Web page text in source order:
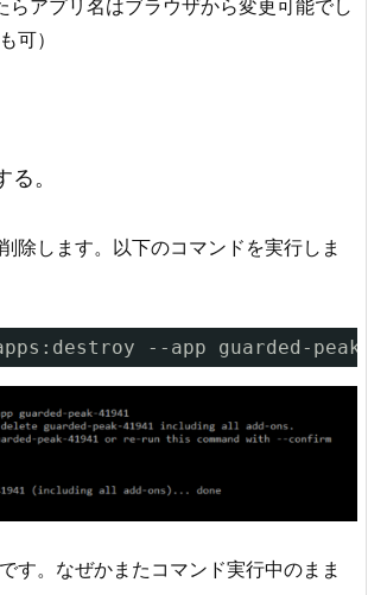
らアプリ名はブラウザから変更可能でし
可）
。
除します。以下のコマンドを実行しま
--app guarded-
す。なぜかまたコマンド実行中のまま